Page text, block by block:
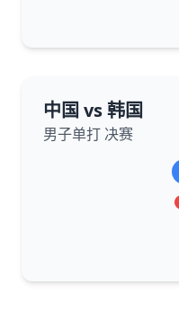
中国 vs 韩国
男子单打 决赛